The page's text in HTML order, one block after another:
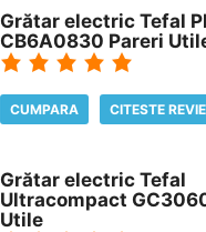
Grătar electric Tefal
CB6A0830 Pareri
CUMPARA CITESTE
Grătar electric Tefal
Ultracompact
Utile